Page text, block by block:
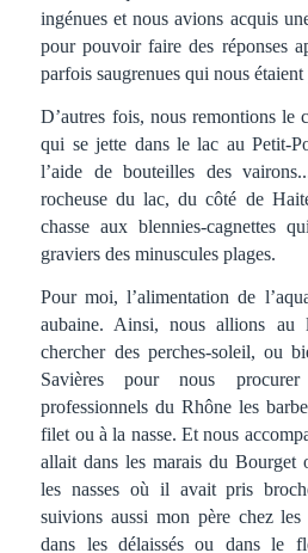
ingénues et nous avions acquis
pour pouvoir faire des réponses
parfois saugrenues qui nous étaient
D’autres fois, nous remontions le
qui se jette dans le lac au Petit-
l’aide de bouteilles des
rocheuse du lac, du côté de
chasse aux blennies-cagnettes
graviers des minuscules plages.
Pour moi, l’alimentation de
aubaine. Ainsi, nous allions au
chercher des perches-soleil, ou
Savières pour nous
professionnels du Rhône les
filet ou à la nasse. Et nous
allait dans les marais du Bourget
les nasses où il avait pris
suivions aussi mon père chez
dans les délaissés ou dans le